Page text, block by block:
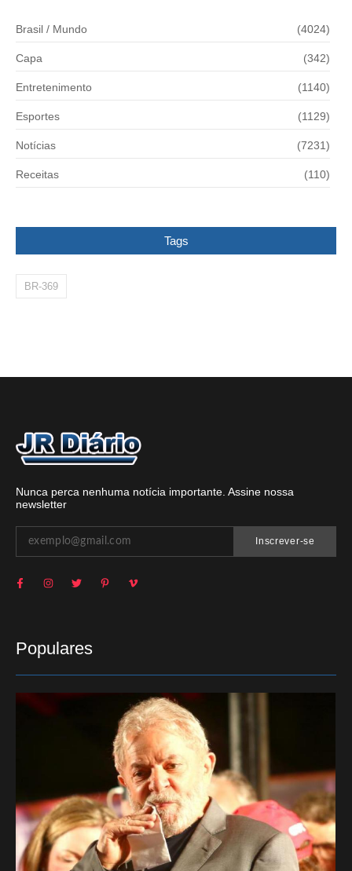
Brasil / Mundo (4024)
Capa (342)
Entretenimento (1140)
Esportes (1129)
Notícias (7231)
Receitas (110)
Tags
BR-369
Nunca perca nenhuma notícia importante. Assine nossa
newsletter
Inscrever-se
Populares